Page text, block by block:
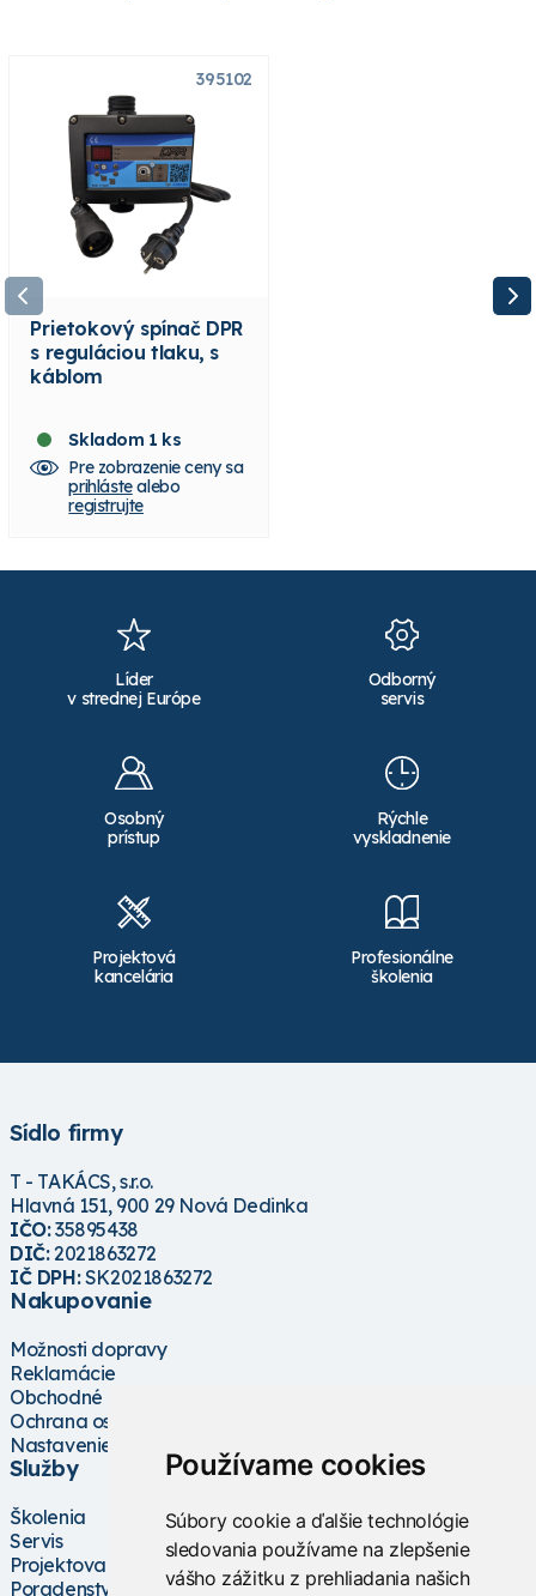
Používame cookies
Súbory cookie a ďalšie technológie
sledovania používame na zlepšenie
vášho zážitku z prehliadania našich
395102
Prietokový spínač DPR
s reguláciou tlaku, s
káblom
Skladom 1 ks
Pre zobrazenie ceny sa
prihlástealebo
registrujte
Líder
v strednej Európe
Odborný
servis
Osobný
prístup
Rýchle
vyskladnenie
Projektová
kancelária
Profesionálne
školenia
Sídlo firmy
T - TAKÁCS, s.r.o.
Hlavná 151, 900 29 Nová Dedinka
IČO:35895438
DIČ:2021863272
IČ DPH:SK2021863272
Nakupovanie
Možnosti dopravy
Reklamácie
Obchodné podmienky
Ochrana osobných údajov
Nastavenie cookies
Služby
Školenia
Servis
Projektovanie
Poradenstvo